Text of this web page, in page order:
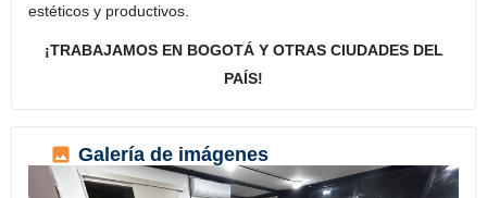
estéticos y productivos.
¡TRABAJAMOS EN BOGOTÁ Y OTRAS CIUDADES DEL
PAÍS!
Galería de imágenes